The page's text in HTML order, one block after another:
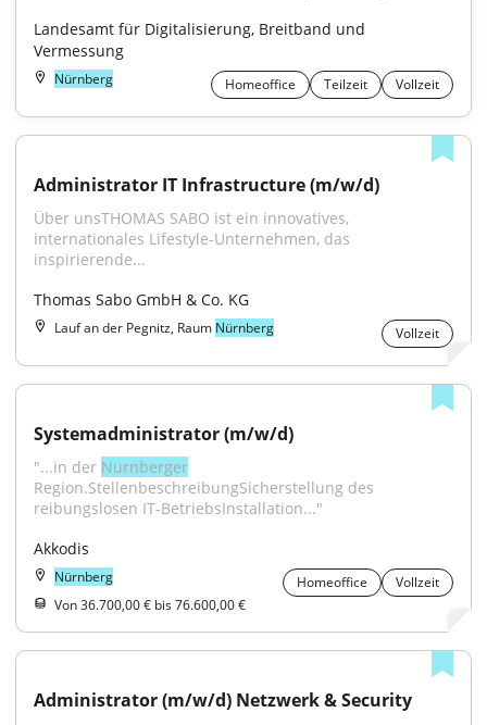
Landesamt für Digitalisierung, Breitband und
Vermessung
Nürnberg Homeoffice Teilzeit Vollzeit
Administrator IT Infrastructure (m/w/d)
Über unsTHOMAS SABO ist ein innovatives,
internationales Lifestyle-Unternehmen, das
inspirierende...
Thomas Sabo GmbH & Co. KG
Lauf an der Pegnitz, Raum Nürnberg Vollzeit
Systemadministrator (m/w/d)
"...in der Nürnberger
Region.StellenbeschreibungSicherstellung des
reibungslosen IT-BetriebsInstallation..."
Akkodis
Nürnberg Homeoffice
Vollzeit
Von 36.700,00 € bis 76.600,00 €
Administrator (m/w/d) Netzwerk & Security